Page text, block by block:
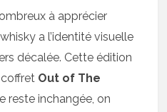
à apprécier
a l’identité visuelle
décalée. Cette édition
Out of The
reste inchangée, on